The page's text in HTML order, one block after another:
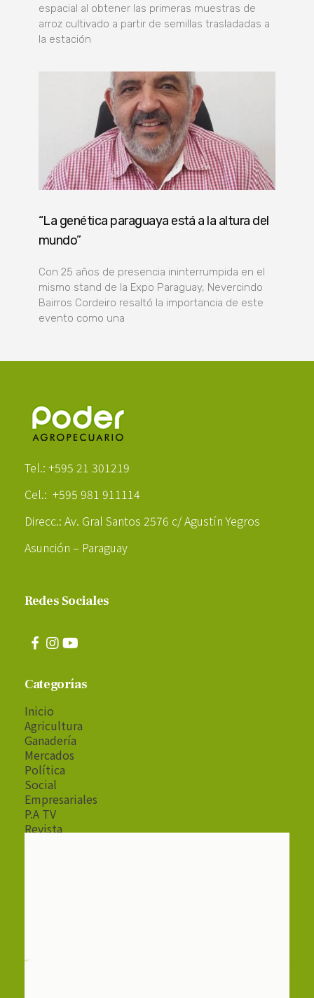
espacial al obtener las primeras muestras de
arroz cultivado a partir de semillas trasladadas a
la estación
“La genética paraguaya está a la altura del
mundo”
Con 25 años de presencia ininterrumpida en el
mismo stand de la Expo Paraguay, Nevercindo
Bairros Cordeiro resaltó la importancia de este
evento como una
Tel.: +595 21 301219
Cel.: +595 981 911114
Direcc.: Av. Gral Santos 2576 c/ Agustín Yegros
Asunción – Paraguay
Redes Sociales
Categorías
Inicio
Agricultura
Ganadería
Mercados
Política
Social
Empresariales
P.A TV
Revista